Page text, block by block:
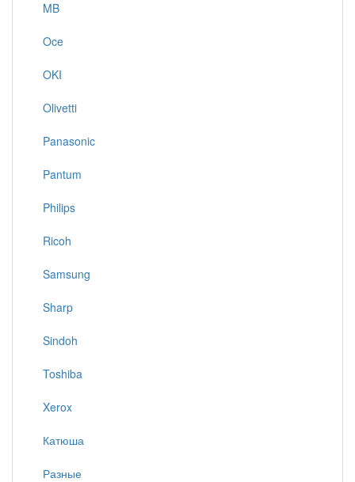
MB
Oce
OKI
Olivetti
Panasonic
Pantum
Philips
Ricoh
Samsung
Sharp
Sindoh
Toshiba
Xerox
Катюша
Разные